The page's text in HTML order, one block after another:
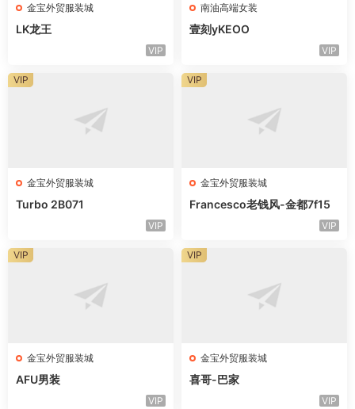
金宝外贸服装城
LK龙王
VIP
南油高端女装
壹刻yKEOO
VIP
金宝外贸服装城
Turbo 2B071
VIP
VIP
金宝外贸服装城
Francesco老钱风-金都7f15
VIP
VIP
金宝外贸服装城
AFU男装
VIP
VIP
金宝外贸服装城
喜哥-巴家
VIP
VIP